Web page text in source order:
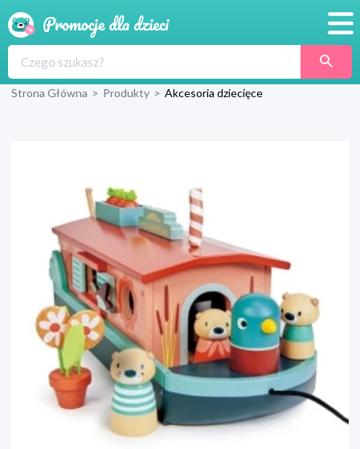
Produkty
Wyprawka
Strona Główna > Produkty > Akcesoria dziecięce